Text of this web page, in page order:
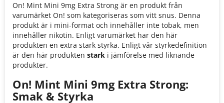
On! Mint Mini 9mg Extra Strong är en produkt från
varumärket On! som kategoriseras som vitt snus. Denna
produkt är i mini-format och innehåller inte tobak, men
innehåller nikotin. Enligt varumärket har den här
produkten en extra stark styrka. Enligt vår styrkedefinition
är den här produkten stark i jämförelse med liknande
produkter.
On! Mint Mini 9mg Extra Strong:
Smak & Styrka